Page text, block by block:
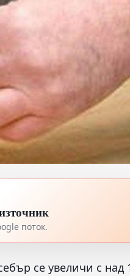
поток.
се увеличи с над